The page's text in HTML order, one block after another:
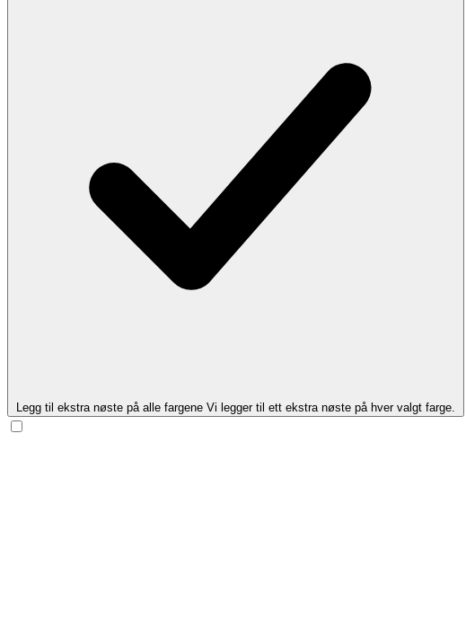
Legg til ekstra nøste på alle fargene Vi legger til ett ekstra nøste på hver valgt farge.